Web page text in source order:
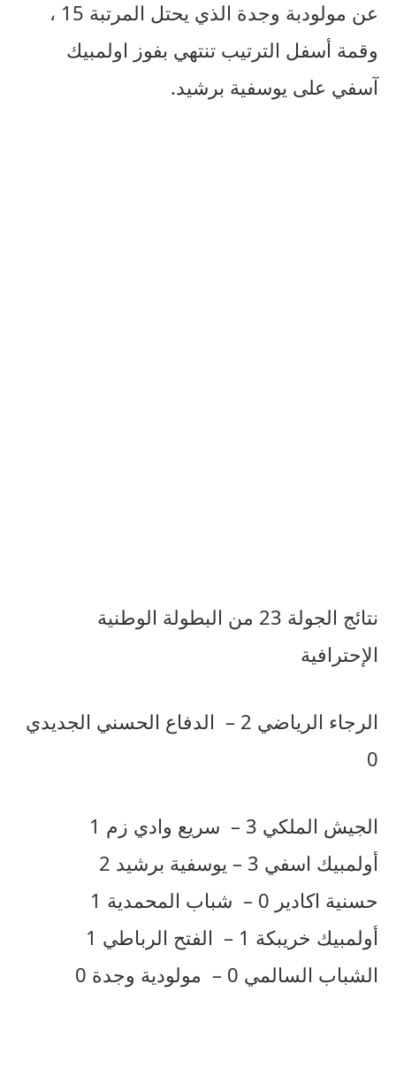
عن مولودبة وجدة الذي يحتل المرتبة 15 ،
وقمة أسفل الترتيب تنتهي بفوز اولمبيك
آسفي على يوسفية برشيد.
نتائج الجولة 23 من البطولة الوطنية
الإحترافية
الرجاء الرياضي 2 – الدفاع الحسني الجديدي
0
الجيش الملكي 3 – سريع وادي زم 1
أولمبيك اسفي 3 – يوسفية برشيد 2
حسنية اكادير 0 – شباب المحمدية 1
أولمبيك خريبكة 1 – الفتح الرباطي 1
الشباب السالمي 0 – مولودية وجدة 0